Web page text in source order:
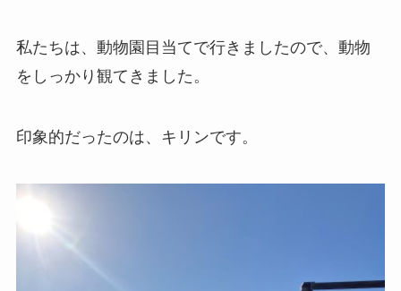
私たちは、動物園目当てで行きましたので、動物
をしっかり観てきました。
印象的だったのは、キリンです。